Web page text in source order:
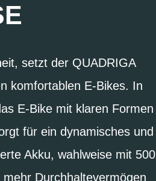
setzt der QUADRIGA
komfortablen E-Bikes. In
E-Bike mit klaren Formen
für ein dynamisches und
Akku, wahlweise mit 500
Durchhaltevermögen